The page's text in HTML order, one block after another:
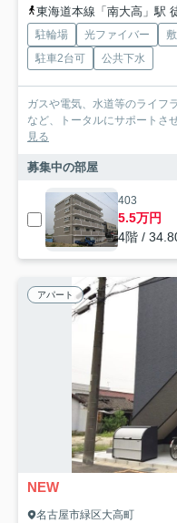
東海道本線「南大高」駅
駐輪場 光ファイバー
駐車2台可
公共下水
ガスや電気、水道等のライフ
など、トータルにサポートさ
見る
募集中の部屋
403
5.5万円
4階 /
アパート
NEW
名古屋市緑区大高町